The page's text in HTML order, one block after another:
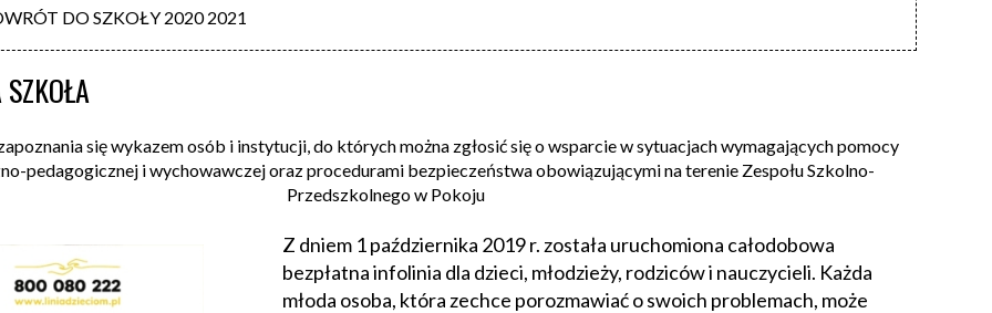
DO SZKOŁY 2020 2021
się wykazem osób i instytucji, do których można zgłosić się o wsparcie w sytuacjach wymagających pomocy
pedagogicznej i wychowawczej oraz procedurami bezpieczeństwa obowiązującymi na terenie Zespołu Szkolno-
Przedszkolnego w Pokoju
Z dniem 1 października 2019 r. została uruchomiona całodobowa
bezpłatna infolinia dla dzieci, młodzieży, rodziców i nauczycieli. Każda
młoda osoba, która zechce porozmawiać o swoich problemach, może